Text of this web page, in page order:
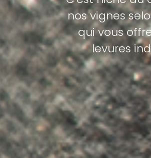
nos vignes
qui vous
levures